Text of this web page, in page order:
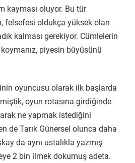
kayması oluyor. Bu tür
felsefesi oldukça yüksek olan
kalması gerekiyor. Cümlelerin
piyesin büyüsünü
oyuncusu olarak ilk başlarda
oyun rotasına girdiğinde
ne yapmak istediğini
de Tarık Günersel olunca daha
da aynı ustalıkla yazmış
2 bin ilmek dokumuş adeta.